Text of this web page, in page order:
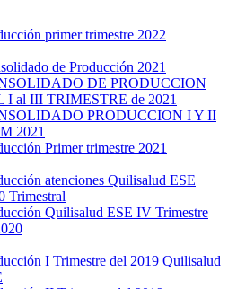
primer trimestre 2022
de Producción 2021
DE PRODUCCION
I al III TRIMESTRE de 2021
PRODUCCION I Y II
2021
Primer trimestre 2021
atenciones Quilisalud ESE
Trimestral
Quilisalud ESE IV Trimestre
I Trimestre del 2019 Quilisalud